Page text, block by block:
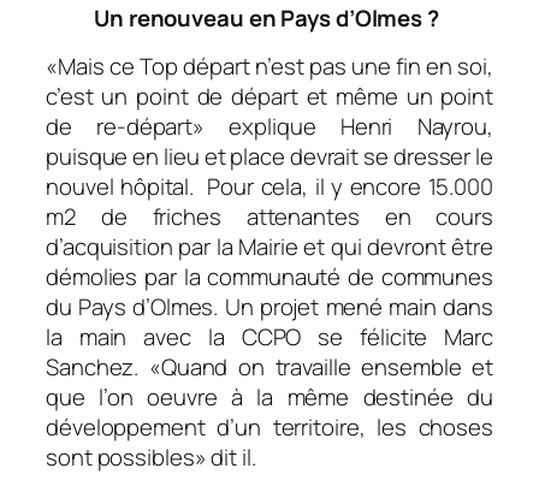
Un renouveau en Pays d’Olmes ?
«Mais ce Top départ n’est pas une fin en soi,
c’est un point de départ et même un point
de re-départ» explique Henri Nayrou,
puisque en lieu et place devrait se dresser le
nouvel hôpital. Pour cela, il y encore 15.000
m2 de friches attenantes en cours
d’acquisition par la Mairie et qui devront être
démolies par la communauté de communes
du Pays d’Olmes. Un projet mené main dans
la main avec la CCPO se félicite Marc
Sanchez. «Quand on travaille ensemble et
que l’on oeuvre à la même destinée du
développement d’un territoire, les choses
sont possibles» dit il.